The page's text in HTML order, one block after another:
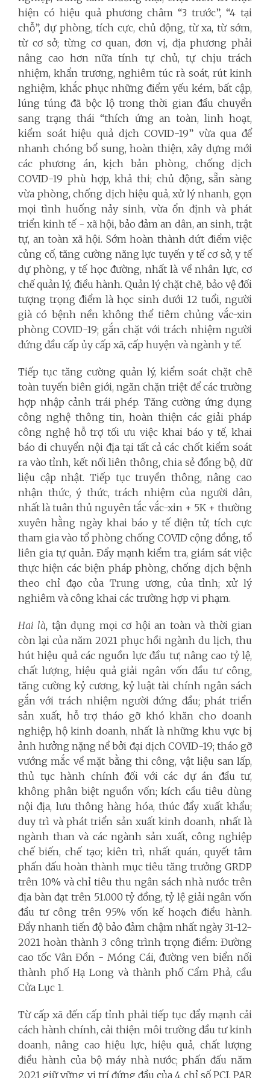
hiện có hiệu quả phương châm “3 trước”, “4 tại
chỗ”, dự phòng, tích cực, chủ động, từ xa, từ sớm,
từ cơ sở; từng cơ quan, đơn vị, địa phương phải
nâng cao hơn nữa tính tự chủ, tự chịu trách
nhiệm, khẩn trương, nghiêm túc rà soát, rút kinh
nghiệm, khắc phục những điểm yếu kém, bất cập,
lúng túng đã bộc lộ trong thời gian đầu chuyển
sang trạng thái “thích ứng an toàn, linh hoạt,
kiểm soát hiệu quả dịch COVID-19” vừa qua để
nhanh chóng bổ sung, hoàn thiện, xây dựng mới
các phương án, kịch bản phòng, chống dịch
COVID-19 phù hợp, khả thi; chủ động, sẵn sàng
vừa phòng, chống dịch hiệu quả, xử lý nhanh, gọn
mọi tình huống nảy sinh, vừa ổn định và phát
triển kinh tế - xã hội, bảo đảm an dân, an sinh, trật
tự, an toàn xã hội. Sớm hoàn thành dứt điểm việc
củng cố, tăng cường năng lực tuyến y tế cơ sở, y tế
dự phòng, y tế học đường, nhất là về nhân lực, cơ
chế quản lý, điều hành. Quản lý chặt chẽ, bảo vệ đối
tượng trọng điểm là học sinh dưới 12 tuổi, người
già có bệnh nền không thể tiêm chủng vắc-xin
phòng COVID-19; gắn chặt với trách nhiệm người
đứng đầu cấp ủy cấp xã, cấp huyện và ngành y tế.
Tiếp tục tăng cường quản lý, kiểm soát chặt chẽ
toàn tuyến biên giới, ngăn chặn triệt để các trường
hợp nhập cảnh trái phép. Tăng cường ứng dụng
công nghệ thông tin, hoàn thiện các giải pháp
công nghệ hỗ trợ tối ưu việc khai báo y tế, khai
báo di chuyển nội địa tại tất cả các chốt kiểm soát
ra vào tỉnh, kết nối liên thông, chia sẻ đồng bộ, dữ
liệu cập nhật. Tiếp tục truyền thông, nâng cao
nhận thức, ý thức, trách nhiệm của người dân,
nhất là tuân thủ nguyên tắc vắc-xin + 5K + thường
xuyên hằng ngày khai báo y tế điện tử; tích cực
tham gia vào tổ phòng chống COVID cộng đồng, tổ
liên gia tự quản. Đẩy mạnh kiểm tra, giám sát việc
thực hiện các biện pháp phòng, chống dịch bệnh
theo chỉ đạo của Trung ương, của tỉnh; xử lý
nghiêm và công khai các trường hợp vi phạm.
Hai là, tận dụng mọi cơ hội an toàn và thời gian
còn lại của năm 2021 phục hồi ngành du lịch, thu
hút hiệu quả các nguồn lực đầu tư; nâng cao tỷ lệ,
chất lượng, hiệu quả giải ngân vốn đầu tư công,
tăng cường kỷ cương, kỷ luật tài chính ngân sách
gắn với trách nhiệm người đứng đầu; phát triển
sản xuất, hỗ trợ tháo gỡ khó khăn cho doanh
nghiệp, hộ kinh doanh, nhất là những khu vực bị
ảnh hưởng nặng nề bởi đại dịch COVID-19; tháo gỡ
vướng mắc về mặt bằng thi công, vật liệu san lấp,
thủ tục hành chính đối với các dự án đầu tư,
không phân biệt nguồn vốn; kích cầu tiêu dùng
nội địa, lưu thông hàng hóa, thúc đẩy xuất khẩu;
duy trì và phát triển sản xuất kinh doanh, nhất là
ngành than và các ngành sản xuất, công nghiệp
chế biến, chế tạo; kiên trì, nhất quán, quyết tâm
phấn đấu hoàn thành mục tiêu tăng trưởng GRDP
trên 10% và chỉ tiêu thu ngân sách nhà nước trên
địa bàn đạt trên 51.000 tỷ đồng, tỷ lệ giải ngân vốn
đầu tư công trên 95% vốn kế hoạch điều hành.
Đẩy nhanh tiến độ bảo đảm chậm nhất ngày 31-12-
2021 hoàn thành 3 công trình trọng điểm: Đường
cao tốc Vân Đồn - Móng Cái, đường ven biển nối
thành phố Hạ Long và thành phố Cẩm Phả, cầu
Cửa Lục 1.
Từ cấp xã đến cấp tỉnh phải tiếp tục đẩy mạnh cải
cách hành chính, cải thiện môi trường đầu tư kinh
doanh, nâng cao hiệu lực, hiệu quả, chất lượng
điều hành của bộ máy nhà nước; phấn đấu năm
2021 giữ vững vị trí đứng đầu của 4 chỉ số PCI, PAR